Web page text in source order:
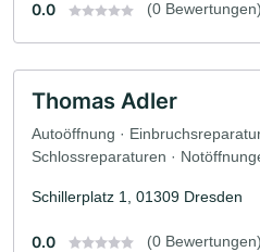
0.0 (0 Bewertungen)
Thomas Adler
Autoöffnung ·
Schlossreparaturen ·
Schillerplatz 1, 01309 Dresden
0.0 (0 Bewertungen)